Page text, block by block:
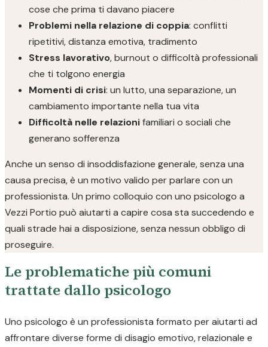
cose che prima ti davano piacere
Problemi nella relazione di coppia: conflitti
ripetitivi, distanza emotiva, tradimento
Stress lavorativo, burnout o difficoltà professionali
che ti tolgono energia
Momenti di crisi: un lutto, una separazione, un
cambiamento importante nella tua vita
Difficoltà nelle relazionifamiliari o sociali che
generano sofferenza
Anche un senso di insoddisfazione generale, senza una
causa precisa, è un motivo valido per parlare con un
professionista. Un primo colloquio con uno psicologo a
Vezzi Portio può aiutarti a capire cosa sta succedendo e
quali strade hai a disposizione, senza nessun obbligo di
proseguire.
Le problematiche più comuni
trattate dallo psicologo
Uno psicologo è un professionista formato per aiutarti ad
affrontare diverse forme di disagio emotivo, relazionale e